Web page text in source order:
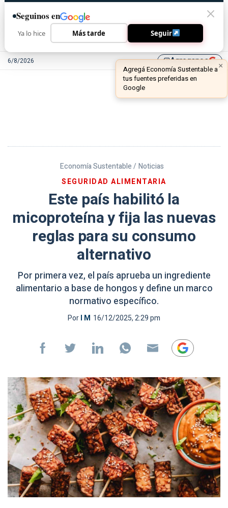
6/8/2026 library_addAgreganos
Economía Sustentable / Noticias
SEGURIDAD ALIMENTARIA
Este país habilitó la
micoproteína y fija las nuevas
reglas para su consumo
alternativo
Por primera vez, el país aprueba un ingrediente
alimentario a base de hongos y define un marco
normativo específico.
PorI M 16/12/2025, 2:29 pm
Seguinos en
Ya lo hice Más tarde Seguir